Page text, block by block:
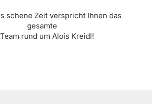
schene Zeit verspricht Ihnen das
gesamte
rund um Alois Kreidl!